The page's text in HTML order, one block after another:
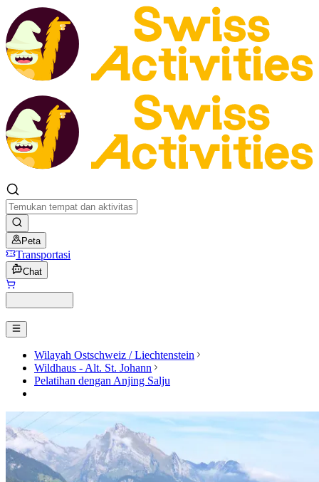
Peta
Transportasi
Chat
Wilayah Ostschweiz / Liechtenstein
Wildhaus - Alt. St. Johann
Pelatihan dengan Anjing Salju